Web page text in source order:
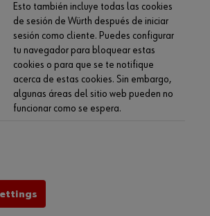
Esto también incluye todas las cookies
de sesión de Würth después de iniciar
sesión como cliente. Puedes configurar
tu navegador para bloquear estas
cookies o para que se te notifique
acerca de estas cookies. Sin embargo,
algunas áreas del sitio web pueden no
funcionar como se espera.